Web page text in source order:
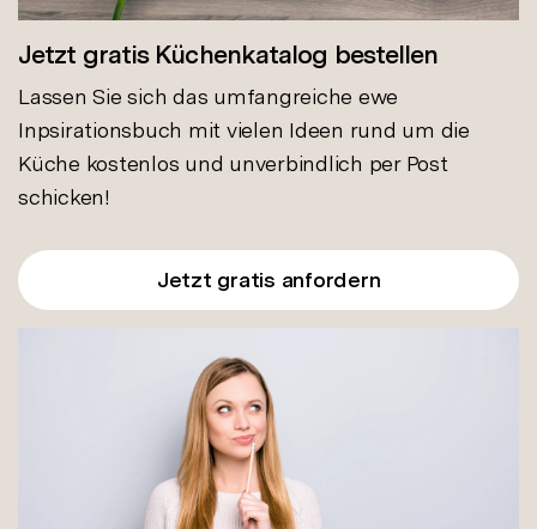
Jetzt gratis Küchenkatalog bestellen
Lassen Sie sich das umfangreiche ewe
Inpsirationsbuch mit vielen Ideen rund um die
Küche kostenlos und unverbindlich per Post
schicken!
Jetzt gratis anfordern